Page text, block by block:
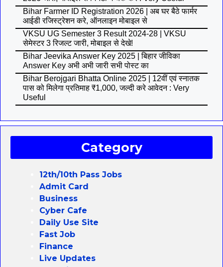
Bihar Farmer ID Registration 2026 | अब घर बैठे फार्मर
आईडी रजिस्ट्रेशन करे, ऑनलाइन मोबाइल से
VKSU UG Semester 3 Result 2024-28 | VKSU
सेमेस्टर 3 रिजल्ट जारी, मोबाइल से देखे!
Bihar Jeevika Answer Key 2025 | बिहार जीविका
Answer Key अभी अभी जारी सभी पोस्ट का
Bihar Berojgari Bhatta Online 2025 | 12वीं एवं स्नातक
पास को मिलेगा प्रतिमाह ₹1,000, जल्दी करे आवेदन : Very
Useful
Category
12th/10th Pass Jobs
Admit Card
Business
Cyber Cafe
Daily Use Site
Fast Job
Finance
Live Updates